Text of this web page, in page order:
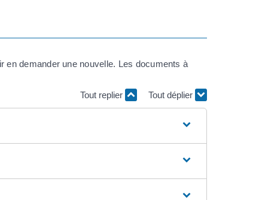
en demander une nouvelle. Les documents à
Tout replier Tout déplier